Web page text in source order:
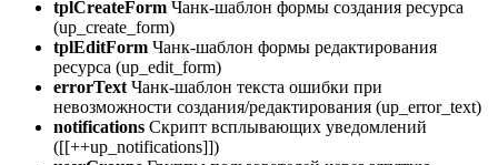
tplCreateForm Чанк-шаблон формы создания ресурса
(up_create_form)
tplEditForm Чанк-шаблон формы редактирования
ресурса (up_edit_form)
errorText Чанк-шаблон текста ошибки при
невозможности создания/редактирования (up_error_text)
notifications Скрипт всплывающих уведомлений
([[++up_notifications]])